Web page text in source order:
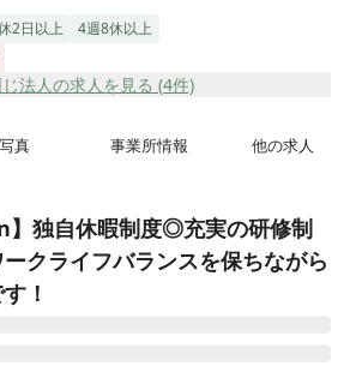
2日以上
4週8休以上
法人の求人を見る (4件)
写真 事業所情報 他の求人
】独自休暇制度◎充実の研修制
クライフバランスを保ちながら
！